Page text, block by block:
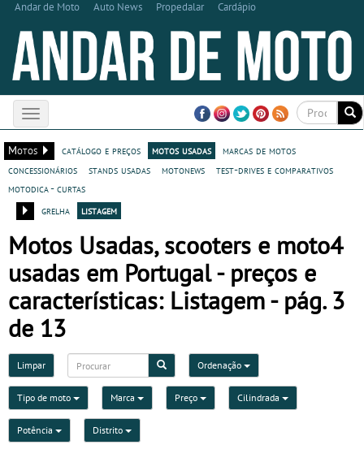
Andar de Moto Auto News Propedalar Cardápio
Toggle
navigation
Motos
catálogo e preços motos usadas
marcas de motos
concessionários
stands usadas motonews
test-drives e comparativos
motodica - curtas
grelha
listagem
Motos Usadas, scooters e moto4
usadas em Portugal - preços e
características: Listagem - pág. 3
de 13
Limpar Ordenação
Tipo de moto Marca Preço Cilindrada
Potência Distrito